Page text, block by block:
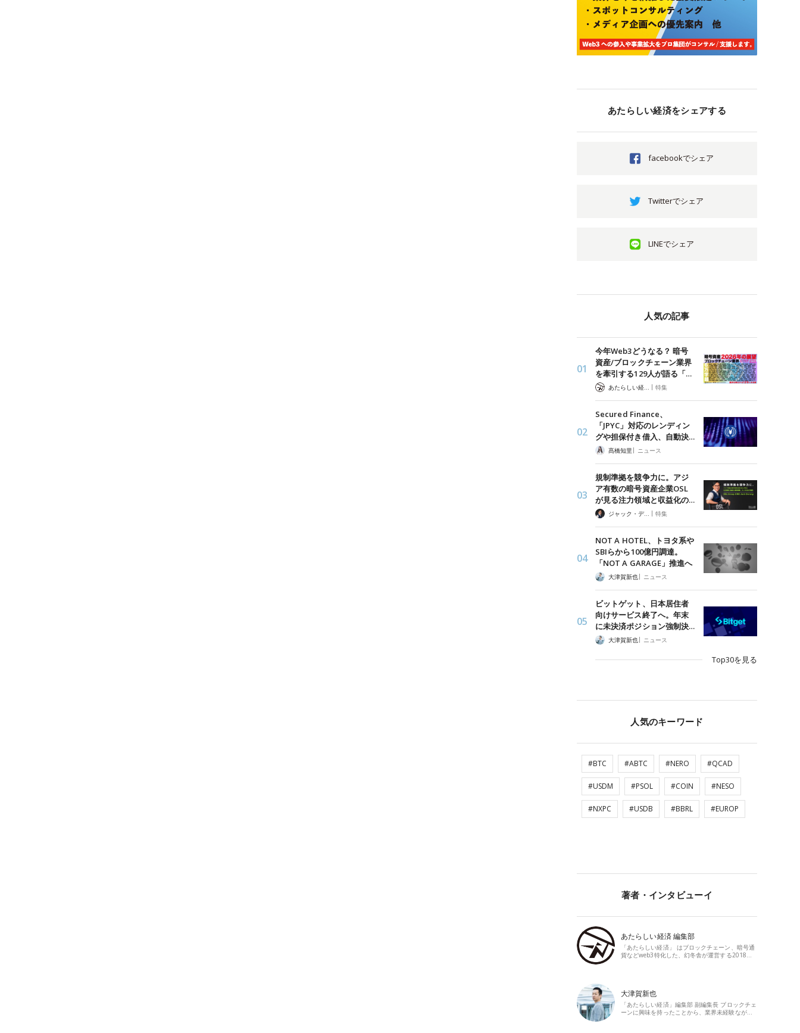
あたらしい経済をシェアする
facebookでシェア
Twitterでシェア
LINEでシェア
人気の記事
今年Web3どうなる？ 暗号
資産/ブロックチェーン業界
を牽引する129人が語る「…
| 特集
Secured Finance、
「JPYC」対応のレンディン
グや担保付き借入、自動決…
髙橋知里 | ニュース
規制準拠を競争力に。アジ
ア有数の暗号資産企業OSL
が見る注力領域と収益化の…
ジャック・デロン（Jack Derong） | 特集
NOT A HOTEL、トヨタ系や
SBIらから100億円調達。
「NOT A GARAGE」推進へ
大津賀新也| ニュース
ビットゲット、日本居住者
向けサービス終了へ。年末
に未決済ポジション強制決…
大津賀新也| ニュース
Top30を見る
人気のキーワード
#BTC #ABTC #NERO #QCAD
#USDM #PSOL #COIN #NESO
#NXPC #USDB #BBRL #EUROP
著者・インタビューイ
あたらしい経済 編集部
「あたらしい経済」 はブロックチェーン、暗号通
貨などweb3特化した、幻冬舎が運営する2018…
大津賀新也
「あたらしい経済」編集部 副編集長 ブロックチェ
ーンに興味を持ったことから、業界未経験なが…